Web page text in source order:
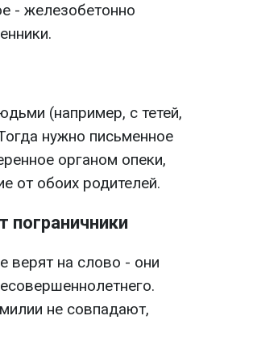
- железобетонно
(например, с тетей,
нужно письменное
органом опеки,
от обоих родителей.
пограничники
верят на слово - они
не совпадают,